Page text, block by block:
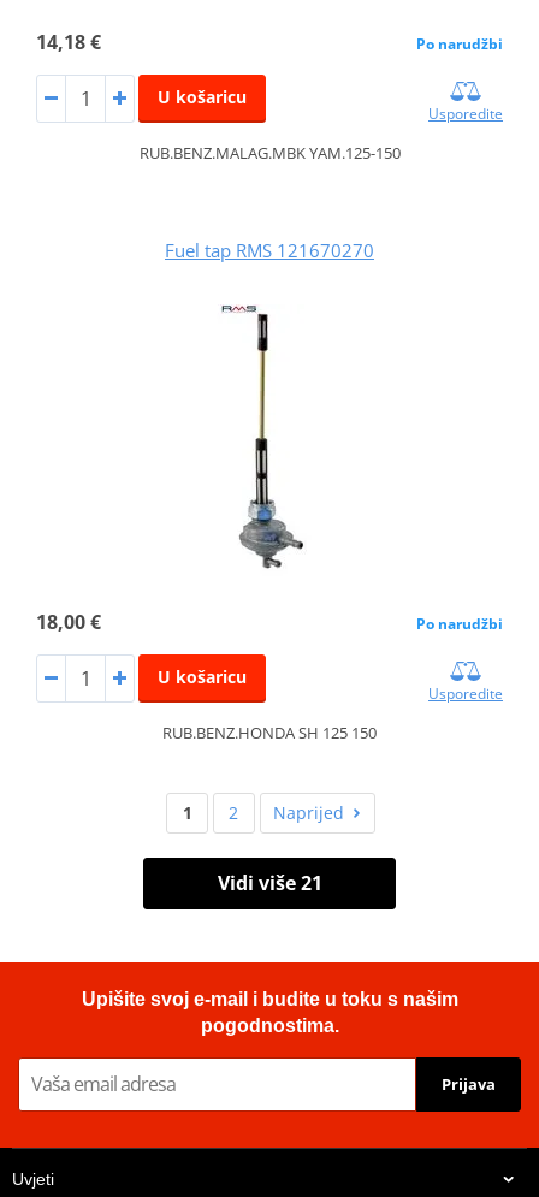
14,18 € Po narudžbi
U košaricu
Usporedite
RUB.BENZ.MALAG.MBK YAM.125-150
Fuel tap RMS 121670270
18,00 € Po narudžbi
U košaricu
Usporedite
RUB.BENZ.HONDA SH 125 150
1 2 Naprijed
Vidi više 21
Upišite svoj e-mail i budite u toku s našim
pogodnostima.
Prijava
Uvjeti